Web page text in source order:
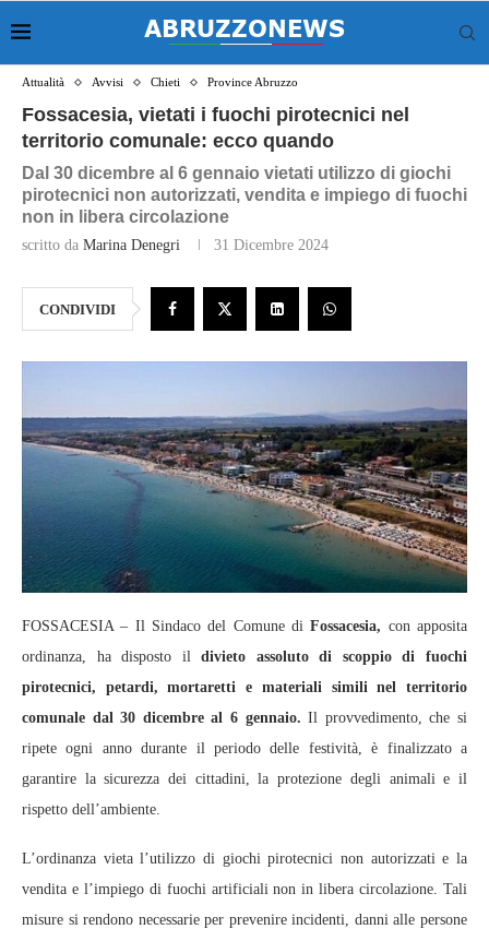
Attualità Avvisi Chieti Province Abruzzo
Fossacesia, vietati i fuochi pirotecnici nel
territorio comunale: ecco quando
Dal 30 dicembre al 6 gennaio vietati utilizzo di giochi
pirotecnici non autorizzati, vendita e impiego di fuochi
non in libera circolazione
scritto da Marina Denegri 31 Dicembre 2024
CONDIVIDI
FOSSACESIA – Il Sindaco del Comune diFossacesia, con apposita
ordinanza, ha disposto ildivieto assoluto di scoppio di fuochi
pirotecnici, petardi, mortaretti e materiali simili nel territorio
comunale dal 30 dicembre al 6 gennaio. Il provvedimento, che si
ripete ogni anno durante il periodo delle festività, è finalizzato a
garantire la sicurezza dei cittadini, la protezione degli animali e il
rispetto dell’ambiente.
L’ordinanza vieta l’utilizzo di giochi pirotecnici non autorizzati e la
vendita e l’impiego di fuochi artificiali non in libera circolazione. Tali
misure si rendono necessarie per prevenire incidenti, danni alle persone